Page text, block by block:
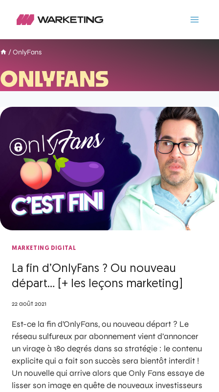
/ OnlyFans
ONLYFANS
MARKETING DIGITAL
La fin d’OnlyFans ? Ou nouveau
départ… [+ les leçons marketing]
22 août 2021
Est-ce la fin d’OnlyFans, ou nouveau départ ? Le
réseau sulfureux par abonnement vient d’annoncer
un virage à 180 degrés dans sa stratégie : le contenu
explicite qui a fait son succès sera bientôt interdit !
Un nouvelle qui arrive alors que Only Fans essaye de
lisser son image en quête de nouveaux investisseurs